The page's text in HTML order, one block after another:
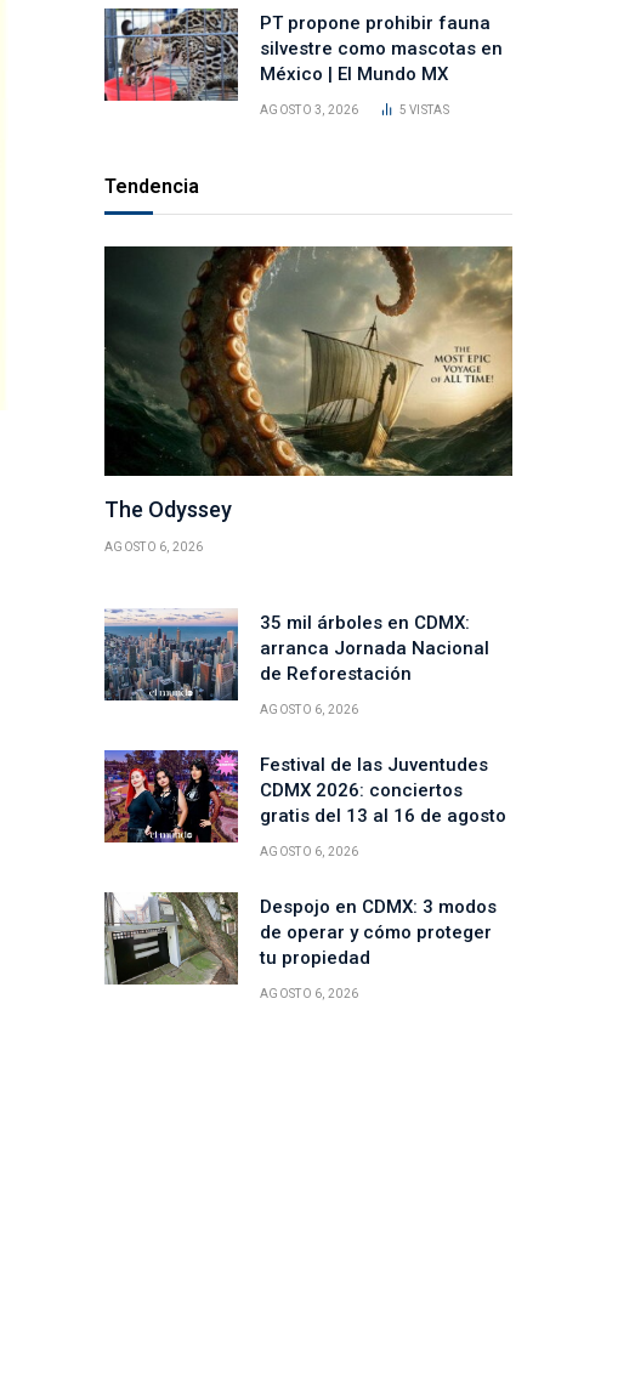
PT propone prohibir fauna
silvestre como mascotas en
México | El Mundo MX
AGOSTO 3, 2026 5VISTAS
Tendencia
The Odyssey
AGOSTO 6, 2026
35 mil árboles en CDMX:
arranca Jornada Nacional
de Reforestación
AGOSTO 6, 2026
Festival de las Juventudes
CDMX 2026: conciertos
gratis del 13 al 16 de agosto
AGOSTO 6, 2026
Despojo en CDMX: 3 modos
de operar y cómo proteger
tu propiedad
AGOSTO 6, 2026